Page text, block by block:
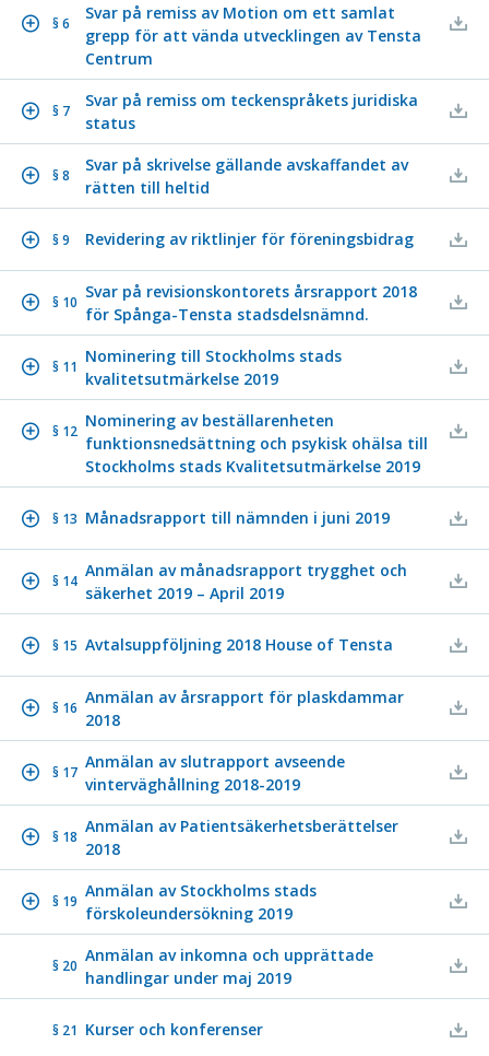
§ 6
Svar på remiss av Motion om ett samlat
grepp för att vända utvecklingen av Tensta
Centrum
§ 7
Svar på remiss om teckenspråkets juridiska
status
§ 8
Svar på skrivelse gällande avskaffandet av
rätten till heltid
§ 9 Revidering av riktlinjer för föreningsbidrag
§ 10
Svar på revisionskontorets årsrapport 2018
för Spånga-Tensta stadsdelsnämnd.
§ 11
Nominering till Stockholms stads
kvalitetsutmärkelse 2019
§ 12
Nominering av beställarenheten
funktionsnedsättning och psykisk ohälsa till
Stockholms stads Kvalitetsutmärkelse 2019
§ 13 Månadsrapport till nämnden i juni 2019
§ 14
Anmälan av månadsrapport trygghet och
säkerhet 2019 – April 2019
§ 15 Avtalsuppföljning 2018 House of Tensta
§ 16
Anmälan av årsrapport för plaskdammar
2018
§ 17
Anmälan av slutrapport avseende
vinterväghållning 2018-2019
§ 18
Anmälan av Patientsäkerhetsberättelser
2018
§ 19
Anmälan av Stockholms stads
förskoleundersökning 2019
§ 20
Anmälan av inkomna och upprättade
handlingar under maj 2019
§ 21 Kurser och konferenser